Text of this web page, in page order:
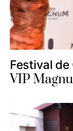
Festival de
VIP